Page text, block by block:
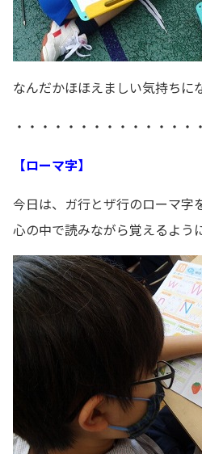
なんだかほほえましい気持ちに
・・・・・・・・・・・・・・
【ローマ字】
今日は、ガ行とザ行のローマ字
心の中で読みながら覚えるよう